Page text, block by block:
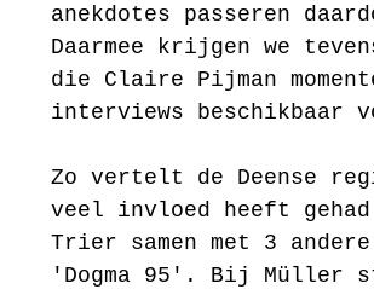
anekdotes passeren
Daarmee krijgen we
die Claire Pijman
interviews beschikbaar
Zo vertelt de Deense
veel invloed heeft
Trier samen met 3
'Dogma 95'. Bij Müller